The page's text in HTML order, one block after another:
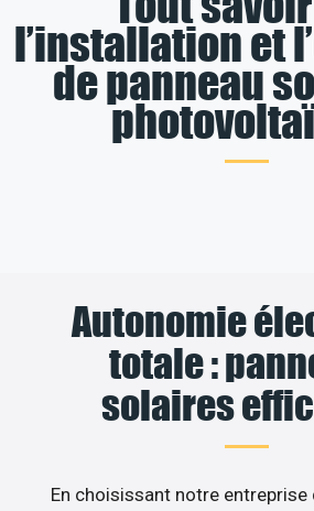
l’installation et
de panneau
Autonomie
totale :
solaires
En choisissant notre entreprise